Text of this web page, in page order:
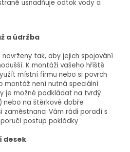
usnadňuje odtok vody a
a údržba
tak, aby jejich spojování
K montáži vašeho hřiště
místní firmu nebo si povrch
montáž není nutná speciální
je možné podkládat na tvrdý
nebo na štěrkové dobře
zaměstnanci Vám rádi poradí s
postup pokládky
desek